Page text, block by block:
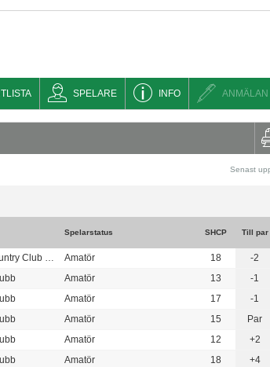
SPELARE INFO ANMÄLAN
Senast
Spelarstatus SHCP Till par
Lycke Golf & Country Club Marstrand Amatör 18 -2
Amatör 13 -1
Amatör 17 -1
Amatör 15 Par
Amatör 12 +2
Amatör 18 +4